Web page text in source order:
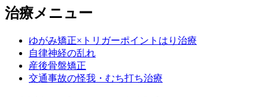
治療メニュー
ゆがみ矯正×トリガーポイントはり治療
自律神経の乱れ
産後骨盤矯正
交通事故の怪我・むち打ち治療